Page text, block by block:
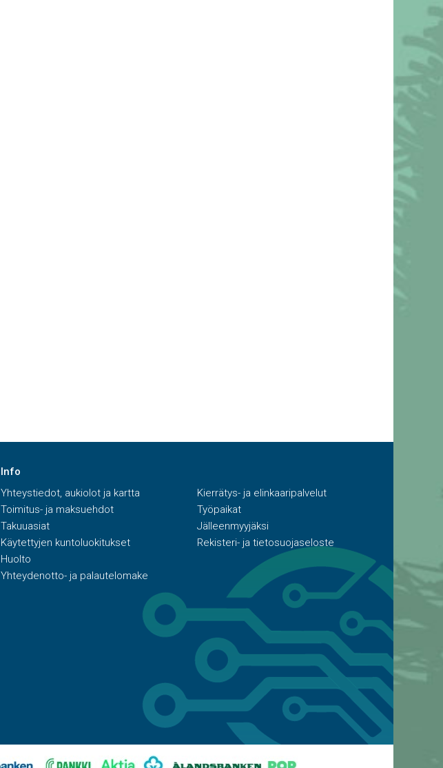
Info
Yhteystiedot, aukiolot ja kartta
Toimitus- ja maksuehdot
Takuuasiat
Käytettyjen kuntoluokitukset
Huolto
Yhteydenotto- ja palautelomake
Kierrätys- ja elinkaaripalvelut
Työpaikat
Jälleenmyyjäksi
Rekisteri- ja tietosuojaseloste